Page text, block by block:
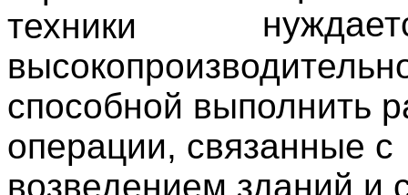
способной выполнить
операции, связанные с
возведением зданий и